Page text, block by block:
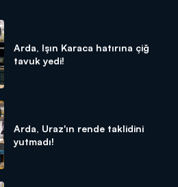
Arda, Işın Karaca hatırına çiğ
tavuk yedi!
Arda, Uraz'ın rende taklidini
yutmadı!